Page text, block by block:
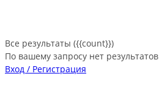
Все результаты ({{count}})
По вашему запросу нет результатов
Вход / Регистрация